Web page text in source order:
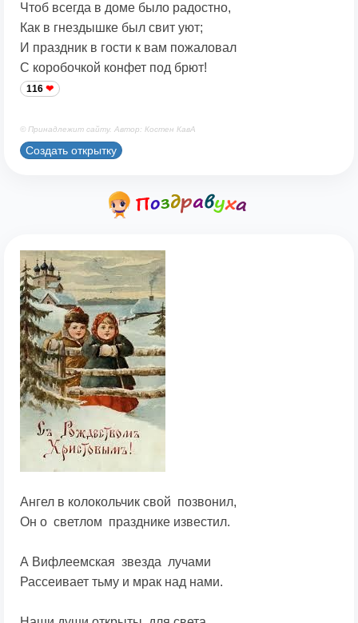
Чтоб всегда в доме было радостно,
Как в гнездышке был свит уют;
И праздник в гости к вам пожаловал
С коробочкой конфет под брют!
116
© Принадлежит сайту. Автор: Костен КавА
Создать открытку
Ангел в колокольчик свой позвонил,
Он о светлом празднике известил.
А Вифлеемская звезда лучами
Рассеивает тьму и мрак над нами.